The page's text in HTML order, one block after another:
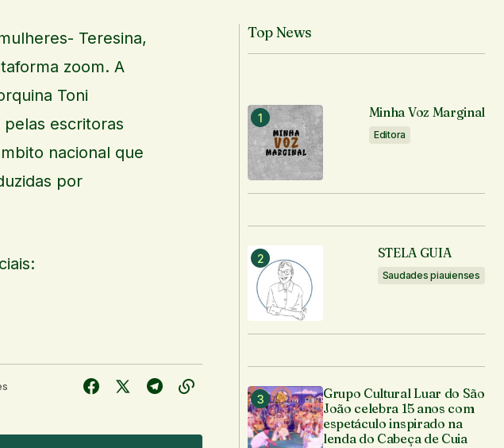
Teresina,
zoom. A
Toni
escritoras
nacional que
por
Top News
Minha Voz Marginal
Editora
STELA GUIA
Saudades piauienses
Grupo Cultural Luar do São
João celebra 15 anos com
espetáculo inspirado na
lenda do Cabeça de Cuia